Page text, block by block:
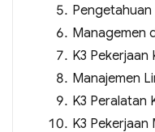
Pengetahuan
Managemen
K3 Pekerjaan
Manajemen
K3 Peralatan
K3 Pekerjaan